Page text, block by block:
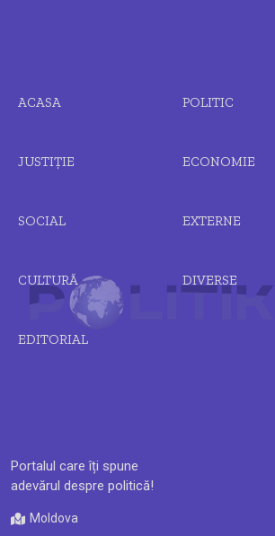
Portalul care îți spune
adevărul despre politică!
Moldova
ACASA POLITIC
JUSTIȚIE ECONOMIE
SOCIAL EXTERNE
CULTURĂ DIVERSE
EDITORIAL